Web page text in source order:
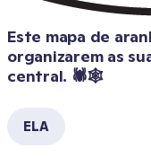
Este mapa de
organizarem as
central. 🕷️🕸️
ELA